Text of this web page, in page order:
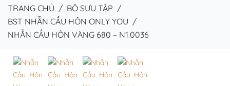
TRANG CHỦ / BỘ SƯU TẬP /
BST NHẪN CẦU HÔN ONLY YOU /
NHẪN CẦU HÔN VÀNG 680 – N1.0036